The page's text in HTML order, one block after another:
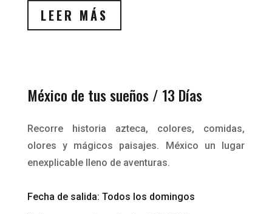
LEER MÁS
México de tus sueños / 13 Días
Recorre historia azteca, colores, comidas,
olores y mágicos paisajes. México un lugar
enexplicable lleno de aventuras.
Fecha de salida: Todos los domingos